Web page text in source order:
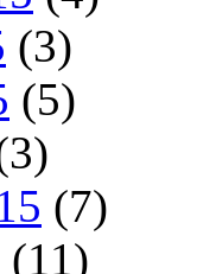
(3)
(5)
(7)
(11)